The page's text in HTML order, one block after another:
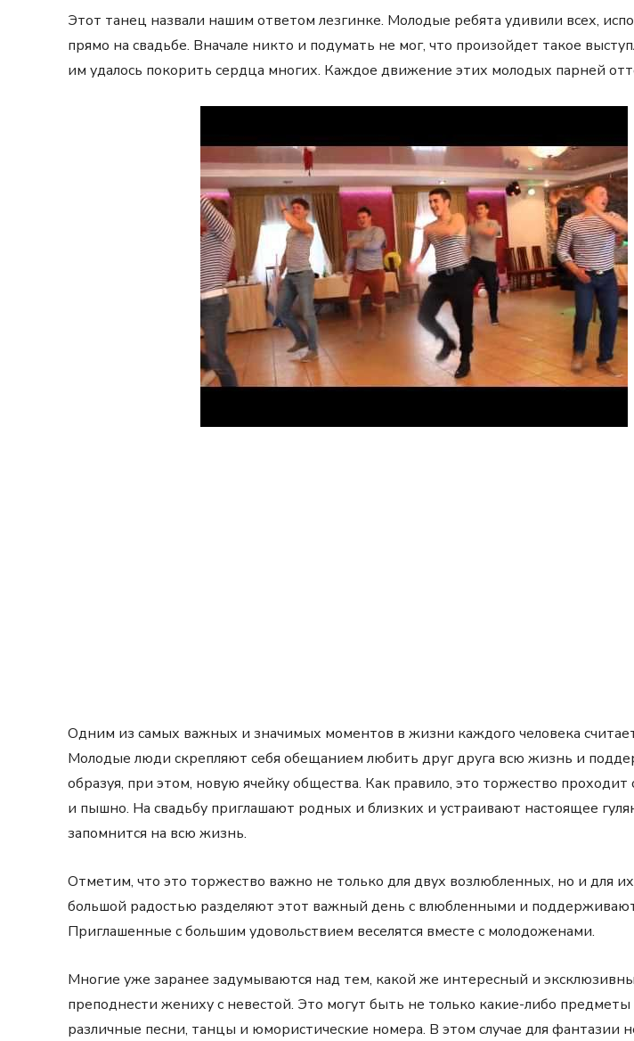
Этот танец назвали нашим ответом лезгинке. Молодые ребята удивили всех,
прямо на свадьбе. Вначале никто и подумать не мог, что произойдет такое
им удалось покорить сердца многих. Каждое движение этих молодых парней
Одним из самых важных и значимых моментов в жизни каждого человека
Молодые люди скрепляют себя обещанием любить друг друга всю жизнь и
образуя, при этом, новую ячейку общества. Как правило, это торжество проходит
и пышно. На свадьбу приглашают родных и близких и устраивают настоящее
запомнится на всю жизнь.
Отметим, что это торжество важно не только для двух возлюбленных, но и для
большой радостью разделяют этот важный день с влюбленными и
Приглашенные с большим удовольствием веселятся вместе с молодоженами.
Многие уже заранее задумываются над тем, какой же интересный и
преподнести жениху с невестой. Это могут быть не только какие-либо предметы
различные песни, танцы и юмористические номера. В этом случае для фантазии